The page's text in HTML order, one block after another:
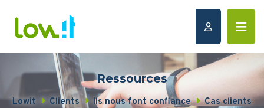
Ressources
Lowit Clients Ils nous font confiance
Cas clients